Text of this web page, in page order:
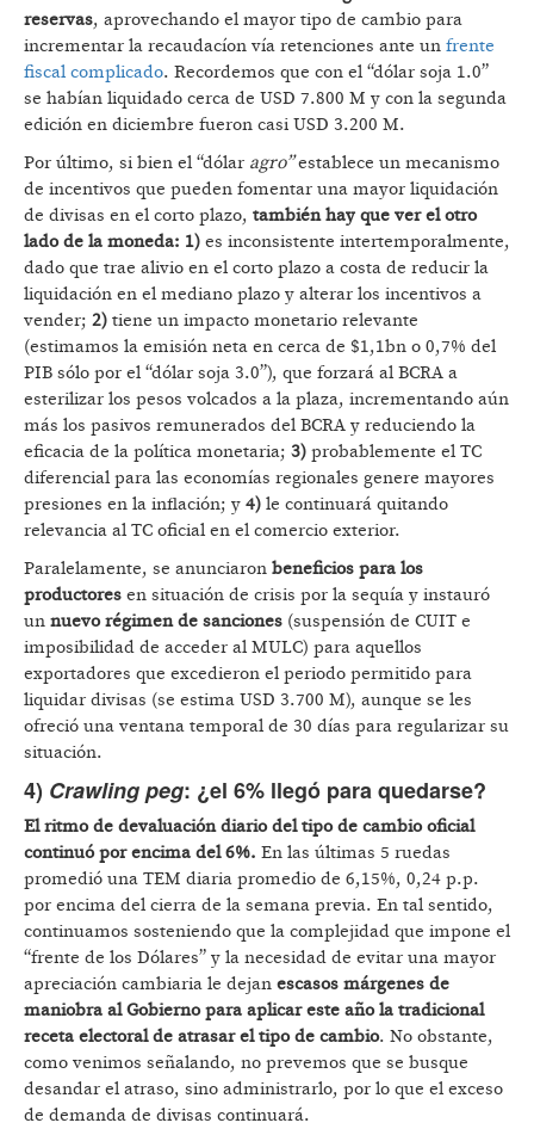
reservas, aprovechando el mayor tipo de cambio para
incrementar la recaudacíon vía retenciones ante un frente
fiscal complicado. Recordemos que con el “dólar soja 1.0”
se habían liquidado cerca de USD 7.800 M y con la segunda
edición en diciembre fueron casi USD 3.200 M.
Por último, si bien el “dólar agro”establece un mecanismo
de incentivos que pueden fomentar una mayor liquidación
de divisas en el corto plazo, también hay que ver el otro
lado de la moneda: 1) es inconsistente intertemporalmente,
dado que trae alivio en el corto plazo a costa de reducir la
liquidación en el mediano plazo y alterar los incentivos a
vender; 2) tiene un impacto monetario relevante
(estimamos la emisión neta en cerca de $1,1bn o 0,7% del
PIB sólo por el “dólar soja 3.0”), que forzará al BCRA a
esterilizar los pesos volcados a la plaza, incrementando aún
más los pasivos remunerados del BCRA y reduciendo la
eficacia de la política monetaria; 3) probablemente el TC
diferencial para las economías regionales genere mayores
presiones en la inflación; y 4) le continuará quitando
relevancia al TC oficial en el comercio exterior.
Paralelamente, se anunciaron beneficios para los
productores en situación de crisis por la sequía y instauró
un nuevo régimen de sanciones (suspensión de CUIT e
imposibilidad de acceder al MULC) para aquellos
exportadores que excedieron el periodo permitido para
liquidar divisas (se estima USD 3.700 M), aunque se les
ofreció una ventana temporal de 30 días para regularizar su
situación.
4) Crawling peg: ¿el 6% llegó para quedarse?
El ritmo de devaluación diario del tipo de cambio oficial
continuó por encima del 6%. En las últimas 5 ruedas
promedió una TEM diaria promedio de 6,15%, 0,24 p.p.
por encima del cierra de la semana previa. En tal sentido,
continuamos sosteniendo que la complejidad que impone el
“frente de los Dólares” y la necesidad de evitar una mayor
apreciación cambiaria le dejan escasos márgenes de
maniobra al Gobierno para aplicar este año la tradicional
receta electoral de atrasar el tipo de cambio. No obstante,
como venimos señalando, no prevemos que se busque
desandar el atraso, sino administrarlo, por lo que el exceso
de demanda de divisas continuará.